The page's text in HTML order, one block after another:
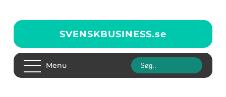
SVENSKBUSINESS.se
Menu